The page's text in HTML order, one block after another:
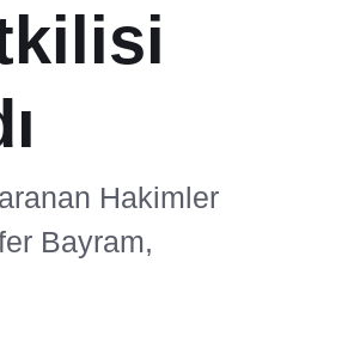
Hakimler
Bayram,